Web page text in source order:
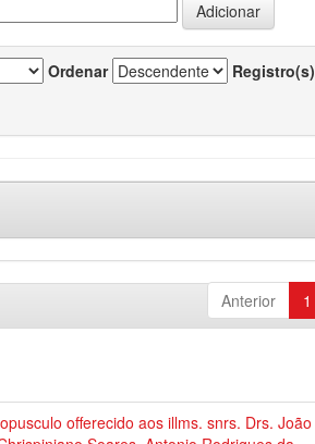
Ordenar Registro(s)
Anterior 1
offerecido aos illms. snrs. Drs. João